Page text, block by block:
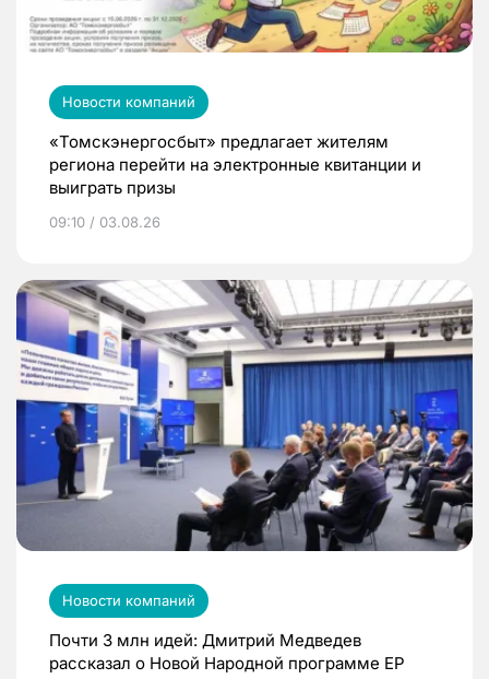
Новости компаний
«Томскэнергосбыт» предлагает жителям
региона перейти на электронные квитанции и
выиграть призы
09:10 / 03.08.26
Новости компаний
Почти 3 млн идей: Дмитрий Медведев
рассказал о Новой Народной программе ЕР